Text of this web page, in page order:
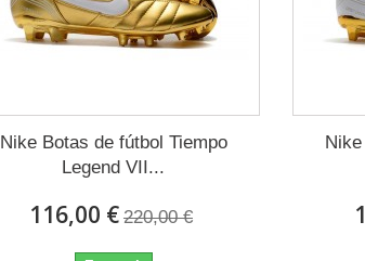
Nike Botas de fútbol Tiempo
Legend VII...
116,00 € 220,00 €